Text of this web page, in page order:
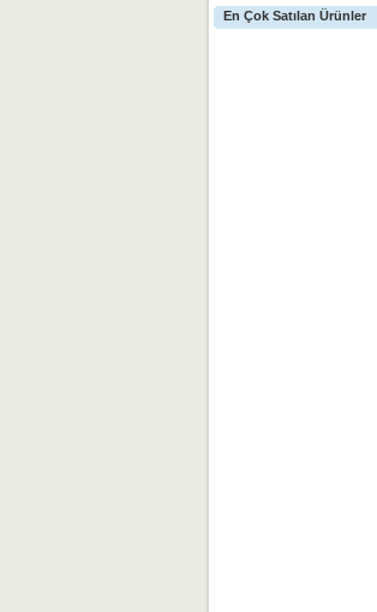
En Çok Satılan Ürünler